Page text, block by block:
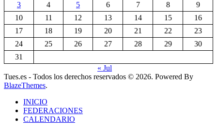
3
4 5 6 7 8
9
10
11 12 13 14 15
16
17
18 19 20 21 22
23
24
25 26 27 28 29
30
31
« Jul
Tues.es - Todos los derechos reservados © 2026. Powered By
BlazeThemes.
INICIO
FEDERACIONES
CALENDARIO